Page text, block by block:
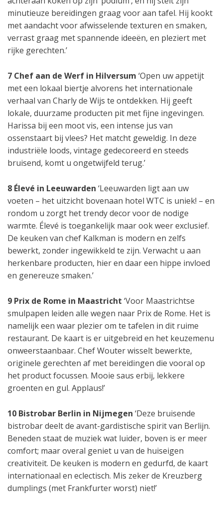
minutieuze bereidingen graag voor aan tafel. Hij kookt
met aandacht voor afwisselende texturen en smaken,
verrast graag met spannende ideeën, en pleziert met
rijke gerechten.’
7 Chef aan de Werf in Hilversum ‘Open uw appetijt
met een lokaal biertje alvorens het internationale
verhaal van Charly de Wijs te ontdekken. Hij geeft
lokale, duurzame producten pit met fijne ingevingen.
Harissa bij een moot vis, een intense jus van
ossenstaart bij vlees? Het matcht geweldig. In deze
industriële loods, vintage gedecoreerd en steeds
bruisend, komt u ongetwijfeld terug.’
8 Élevé in Leeuwarden ‘Leeuwarden ligt aan uw
voeten – het uitzicht bovenaan hotel WTC is uniek! – en
rondom u zorgt het trendy decor voor de nodige
warmte. Élevé is toegankelijk maar ook weer exclusief.
De keuken van chef Kalkman is modern en zelfs
bewerkt, zonder ingewikkeld te zijn. Verwacht u aan
herkenbare producten, hier en daar een hippe invloed
en genereuze smaken.’
9 Prix de Rome in Maastricht ‘Voor Maastrichtse
smulpapen leiden alle wegen naar Prix de Rome. Het is
namelijk een waar plezier om te tafelen in dit ruime
restaurant. De kaart is er uitgebreid en het keuzemenu
onweerstaanbaar. Chef Wouter wisselt bewerkte,
originele gerechten af met bereidingen die vooral op
het product focussen. Mooie saus erbij, lekkere
groenten en gul. Applaus!’
10 Bistrobar Berlin in Nijmegen ‘Deze bruisende
bistrobar deelt de avant-gardistische spirit van Berlijn.
Beneden staat de muziek wat luider, boven is er meer
comfort; maar overal geniet u van de huiseigen
creativiteit. De keuken is modern en gedurfd, de kaart
internationaal en eclectisch. Mis zeker de Kreuzberg
dumplings (met Frankfurter worst) niet!’